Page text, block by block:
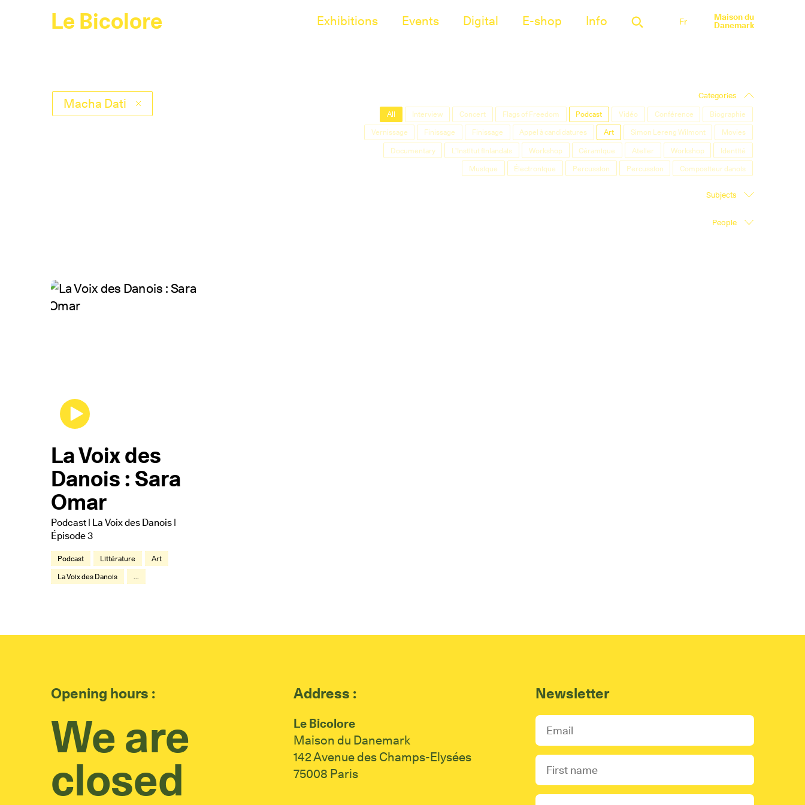
Le Bicolore Exhibitions Events Digital E-shop Info Fr Maison du
Danemark
Macha Dati Categories
All Interview Concert Flags of Freedom Podcast Vidéo Conférence
Biographie
Vernissage
Finissage Finissage Appel à candidatures Art Simon Lereng Wilmont
Movies
Documentary
L'Institut finlandais Workshop Céramique Atelier Workshop
Identité
Musique
Électronique Percussion Percussion Compositeur danois
Subjects
People
La Voix des
Danois : Sara
Omar
Podcast | La Voix des Danois |
Épisode 3
Podcast Littérature
Art
La Voix des Danois
...
Opening hours :
We are
closed
Address :
Le Bicolore
Maison du Danemark
142 Avenue des Champs-Elysées
75008 Paris
Newsletter